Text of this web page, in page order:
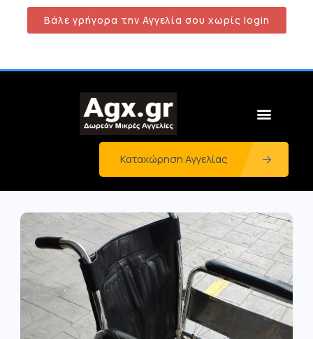
Βάλε γρήγορα την Αγγελία σου χωρίς login
Καταχώρηση Αγγελίας